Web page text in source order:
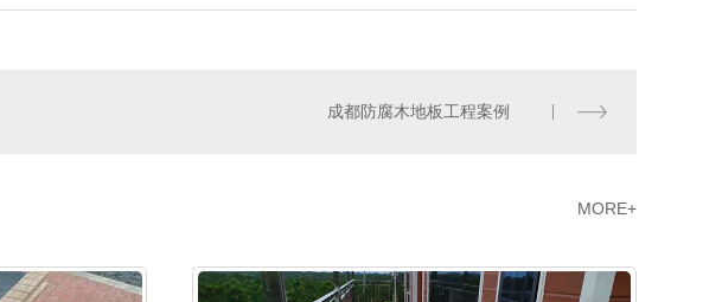
成都防腐木地板工程案例
MORE+